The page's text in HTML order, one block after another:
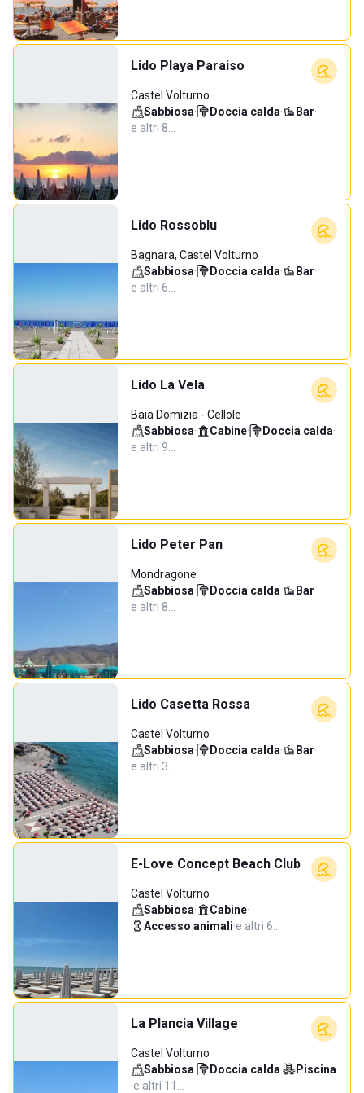
Lido Playa Paraiso
Castel Volturno
Sabbiosa· Doccia calda· Bar·
e altri 8…
Lido Rossoblu
Bagnara, Castel Volturno
Sabbiosa· Doccia calda· Bar·
e altri 6…
Lido La Vela
Baia Domizia - Cellole
Sabbiosa· Cabine· Doccia calda·
e altri 9…
Lido Peter Pan
Mondragone
Sabbiosa· Doccia calda· Bar·
e altri 8…
Lido Casetta Rossa
Castel Volturno
Sabbiosa· Doccia calda· Bar·
e altri 3…
E-Love Concept Beach Club
Castel Volturno
Sabbiosa· Cabine·
Accesso animali·e altri 6…
La Plancia Village
Castel Volturno
Sabbiosa· Doccia calda·
Piscina
·e altri 11…